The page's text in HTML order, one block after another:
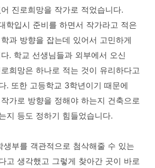
진로희망을 작가로 적었습니다.
학입시 준비를 하면서 작가라고 적은
과 방향을 잡는데 있어서 고민하게
. 학교 선생님들과 외부에서 오신
희망은 하나로 적는 것이 유리하다고
. 또한 고등학교 3학년이기 때문에
가로 방향을 정해야 하는지 건축으로
지 등도 정하기 힘들었습니다.
생부를 객관적으로 첨삭해줄 수 있는
고 생각했고 그렇게 찾아간 곳이 바로